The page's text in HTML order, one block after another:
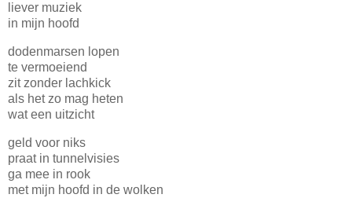
liever muziek
in mijn hoofd
dodenmarsen lopen
te vermoeiend
zit zonder lachkick
als het zo mag heten
wat een uitzicht
geld voor niks
praat in tunnelvisies
ga mee in rook
met mijn hoofd in de wolken